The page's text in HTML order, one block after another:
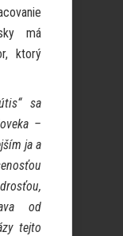
má
ktorý
sa
–
ja a
od
tejto